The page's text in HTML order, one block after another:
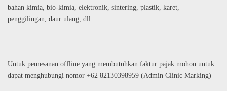
bahan kimia, bio-kimia, elektronik, sintering, plastik, karet,
penggilingan, daur ulang, dll.
Untuk pemesanan offline yang membutuhkan faktur pajak mohon untuk
dapat menghubungi nomor +62 82130398959 (Admin Clinic Marking)